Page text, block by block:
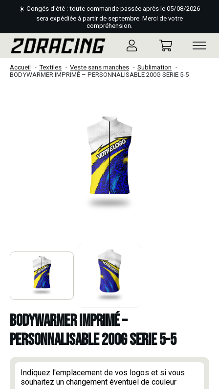
☀️ Congés d'été : toute commande passée après le 05/08/2026
sera expédiée à partir de septembre. Merci de votre
compréhension.
Accueil Textiles Veste sans manches
Sublimation
BODYWARMER IMPRIMÉ – PERSONNALISABLE 200G SERIE 5-5
BODYWARMER IMPRIMÉ –
PERSONNALISABLE 200G SERIE 5-5
Indiquez l'emplacement de vos logos et si vous
souhaitez un changement éventuel de couleur